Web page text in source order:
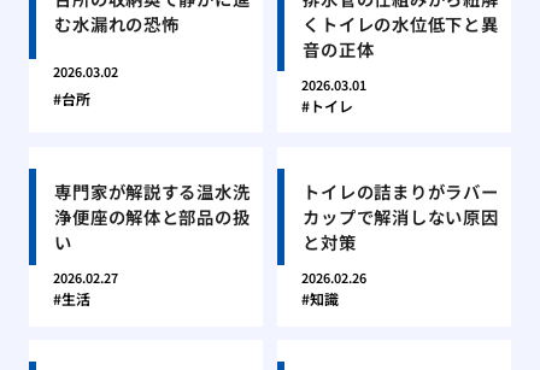
む水漏れの恐怖
2026.03.02
台所
くトイレの水位低下と異
音の正体
2026.03.01
トイレ
専門家が解説する温水洗
浄便座の解体と部品の扱
い
2026.02.27
生活
トイレの詰まりがラバー
カップで解消しない原因
と対策
2026.02.26
知識